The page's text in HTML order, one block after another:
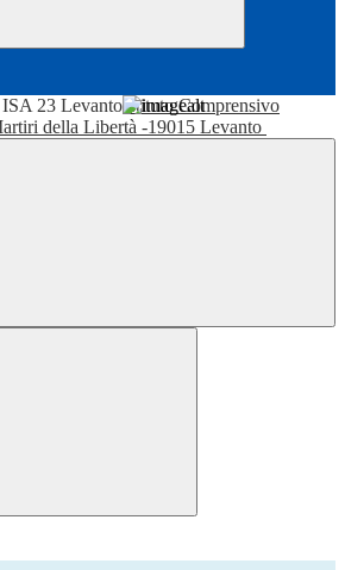
Istituto Comprensivo
della Libertà -19015 Levanto